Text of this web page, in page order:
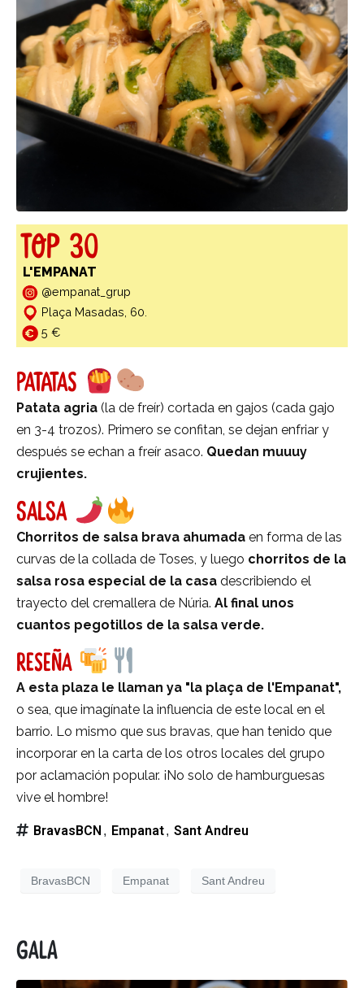
TOP 30
L'EMPANAT
@empanat_grup
Plaça Masadas, 60.
5 €
PATATAS
Patata agria (la de freír) cortada en gajos (cada gajo
en 3-4 trozos). Primero se confitan, se dejan enfriar y
después se echan a freír asaco. Quedan muuuy
crujientes.
SALSA
Chorritos de salsa brava ahumada en forma de las
curvas de la collada de Toses, y luego chorritos de la
salsa rosa especial de la casa describiendo el
trayecto del cremallera de Núria. Al final unos
cuantos pegotillos de la salsa verde.
RESEÑA
A esta plaza le llaman ya "la plaça de l'Empanat",
o sea, que imagínate la influencia de este local en el
barrio. Lo mismo que sus bravas, que han tenido que
incorporar en la carta de los otros locales del grupo
por aclamación popular. ¡No solo de hamburguesas
vive el hombre!
BravasBCN , Empanat, Sant Andreu
BravasBCN Empanat Sant Andreu
Gala